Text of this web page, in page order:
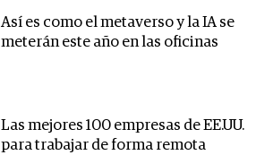
Así es como el metaverso y la IA se
meterán este año en las oficinas
Las mejores 100 empresas de EE.UU.
para trabajar de forma remota